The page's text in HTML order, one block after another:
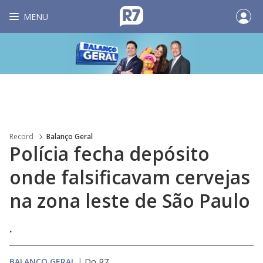
MENU
Record Balanço Geral
Polícia fecha depósito
onde falsificavam cervejas
na zona leste de São Paulo
.